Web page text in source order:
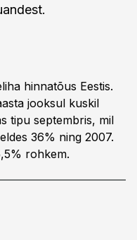
hinnatõus Eestis.
jooksul kuskil
tipu septembris, mil
36% ning 2007.
rohkem.